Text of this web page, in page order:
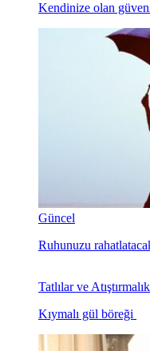
Kendinize olan
Güncel
Ruhunuzu